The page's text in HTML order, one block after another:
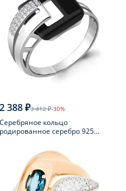
2 388 ₽3 412 ₽-30%
Серебряное кольцо
родированное серебро 925